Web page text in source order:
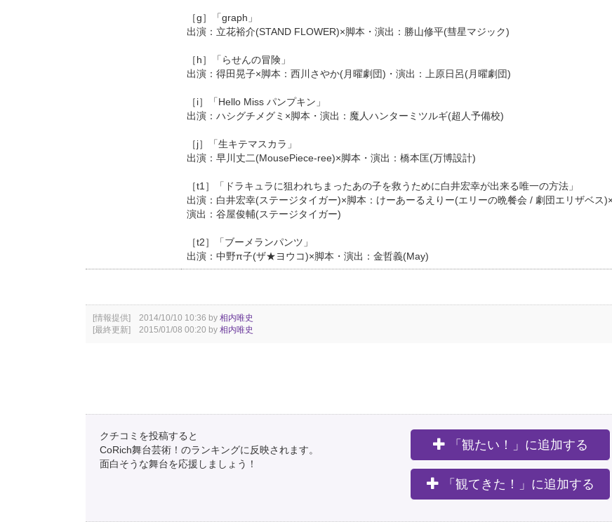
［g］「graph」
出演：立花裕介(STAND FLOWER)×脚本・演出：勝山修平(彗星マジック)
［h］「らせんの冒険」
出演：得田晃子×脚本：西川さやか(月曜劇団)・演出：上原日呂(月曜劇団)
［i］「Hello Miss パンプキン」
出演：ハシグチメグミ×脚本・演出：魔人ハンターミツルギ(超人予備校)
［j］「生キテマスカラ」
出演：早川丈二(MousePiece-ree)×脚本・演出：橋本匡(万博設計)
［t1］「ドラキュラに狙われちまったあの子を救うために白井宏幸が出来る唯一の方法」
出演：白井宏幸(ステージタイガー)×脚本：けーあーるえりー(エリーの晩餐会 / 劇団エリザベス)×
演出：谷屋俊輔(ステージタイガー)
［t2］「ブーメランパンツ」
出演：中野π子(ザ★ヨウコ)×脚本・演出：金哲義(May)
[情報提供] 2014/10/10 10:36 by 相内唯史
[最終更新] 2015/01/08 00:20 by 相内唯史
クチコミを投稿すると
CoRich舞台芸術！のランキングに反映されます。
面白そうな舞台を応援しましょう！
「観たい！」に追加する
「観てきた！」に追加する